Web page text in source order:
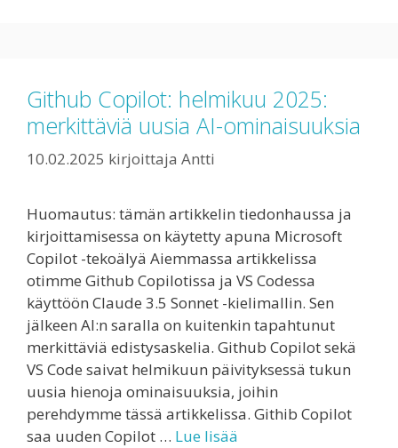
Github Copilot: helmikuu 2025:
merkittäviä uusia AI-ominaisuuksia
10.02.2025 kirjoittaja Antti
Huomautus: tämän artikkelin tiedonhaussa ja
kirjoittamisessa on käytetty apuna Microsoft
Copilot -tekoälyä Aiemmassa artikkelissa
otimme Github Copilotissa ja VS Codessa
käyttöön Claude 3.5 Sonnet -kielimallin. Sen
jälkeen AI:n saralla on kuitenkin tapahtunut
merkittäviä edistysaskelia. Github Copilot sekä
VS Code saivat helmikuun päivityksessä tukun
uusia hienoja ominaisuuksia, joihin
perehdymme tässä artikkelissa. Githib Copilot
saa uuden Copilot … Lue lisää